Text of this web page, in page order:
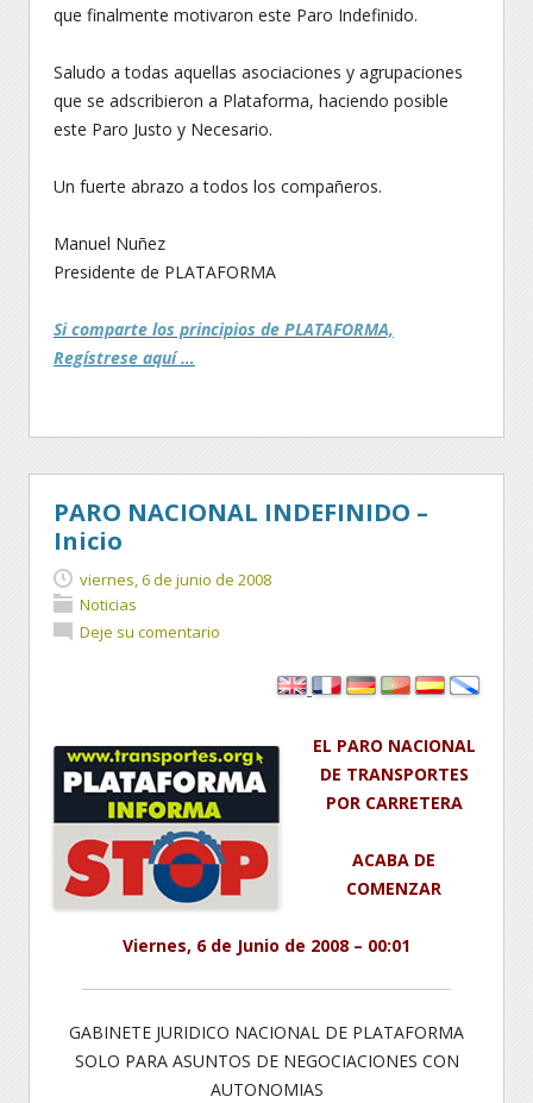
que finalmente motivaron este Paro Indefinido.
Saludo a todas aquellas asociaciones y agrupaciones
que se adscribieron a Plataforma, haciendo posible
este Paro Justo y Necesario.
Un fuerte abrazo a todos los compañeros.
Manuel Nuñez
Presidente de PLATAFORMA
Si comparte los principios de PLATAFORMA,
Regístrese aquí …
PARO NACIONAL INDEFINIDO –
Inicio
viernes, 6 de junio de 2008
Noticias
Deje su comentario
EL PARO NACIONAL
DE TRANSPORTES
POR CARRETERA
ACABA DE
COMENZAR
Viernes, 6 de Junio de 2008 – 00:01
GABINETE JURIDICO NACIONAL DE PLATAFORMA
SOLO PARA ASUNTOS DE NEGOCIACIONES CON
AUTONOMIAS